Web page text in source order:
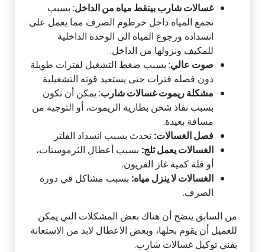
غسالات شارب بينقط مياه من الداخل: بسبب
تجمع المياه داخل خرطوم الصرف مما يعمل على
انسداده ورجوع المياه الى الوحدة الداخلية
للمكيف ونزولها من الداخل.
صوت عالي: بسبب ضغط التشغيل لفترات طويلة
دون فصله فترات حتى يستعيد قوته التشغيلية
مشكلة ريموت غسالات شارب: يمكن أن تكون
بسبب نفاذ شحن بطارية الريموت، أو التوجيه من
مسافة بعيدة.
فصل الغسالات:تحدث بسبب انسداد الفلتر.
الغسالات يعمل ثلج:بسبب أعطال الثرموستات،
أو قلة كمية غاز الفريون.
الغسالات لا ينزل مياه:بسبب مشاكل في دورة
الصرف.
من السابق يتضح أن هناك بعض المشكلات التي يمكن
للعميل أن يقوم بحلها، وبعض الاعطال لابد من الاستعانة
بفني توكيل غسالات شارب.